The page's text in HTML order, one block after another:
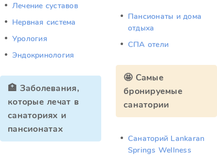
Лечение суставов
Нервная система
Урология
Эндокринология
🏥 Заболевания,
которые лечат в
санаториях и
пансионатах
Пансионаты и дома
отдыха
СПА отели
🤩 Самые
бронируемые
санатории
Санаторий Lankaran
Springs Wellness